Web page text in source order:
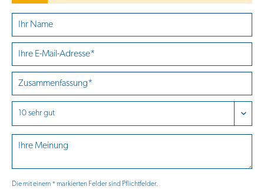
Die mit einem * markierten Felder sind Pflichtfelder.